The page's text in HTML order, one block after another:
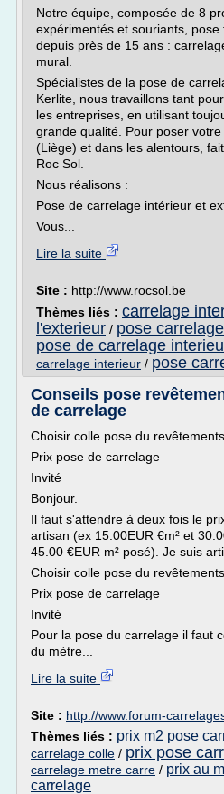
Notre équipe, composée de 8
expérimentés et souriants,
depuis près de 15 ans :
mural.
Spécialistes de la pose de
Kerlite, nous travaillons tant
les entreprises, en utilisant
grande qualité. Pour poser
(Liège) et dans les alentours,
Roc Sol.
Nous réalisons :
Pose de carrelage intérieur et
Vous...
Lire la suite
Site : http://www.rocsol.be
Thèmes liés : carrelage
l'exterieur / pose
pose de carrelage
carrelage interieur / pose
Conseils pose
de carrelage
Choisir colle pose du
Prix pose de carrelage
Invité
Bonjour.
Il faut s'attendre à deux fois le
artisan (ex 15.00EUR €m² et
45.00 €EUR m² posé). Je suis
Choisir colle pose du
Prix pose de carrelage
Invité
Pour la pose du carrelage il faut
du mètre...
Lire la suite
Site : http://www.forum-
Thèmes liés : prix m2 pose
carrelage colle / prix pose
carrelage metre carre / prix au
carrelage